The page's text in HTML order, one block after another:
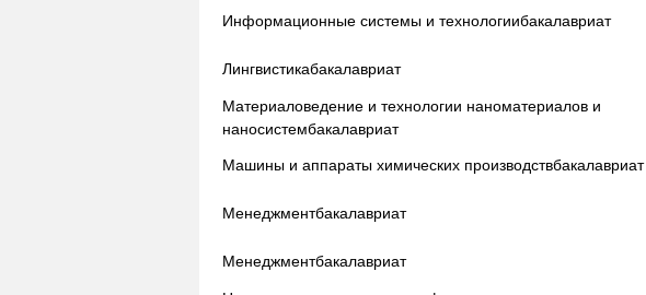
Информационные системы и технологиибакалавриат
Лингвистикабакалавриат
Материаловедение и технологии наноматериалов и
наносистембакалавриат
Машины и аппараты химических производствбакалавриат
Менеджментбакалавриат
Менеджментбакалавриат